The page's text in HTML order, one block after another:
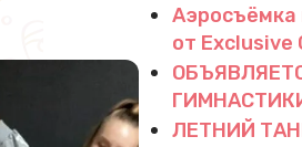
Аэросъёмка
от Exclusive
ЛЕТНИЙ